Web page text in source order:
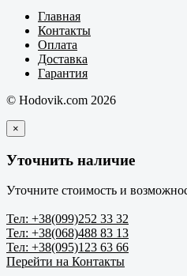
Главная
Контакты
Оплата
Доставка
Гарантия
© Hodovik.com 2026
×
Уточнить наличие
Уточните стоимость и
Тел: +38(099)252 33 32
Тел: +38(068)488 83 13
Тел: +38(095)123 63 66
Перейти на Контакты